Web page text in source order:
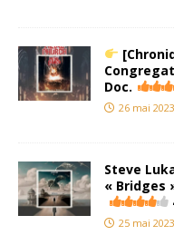
Doc.
26 mai 2023
Steve
« Bridges
25 mai 2023